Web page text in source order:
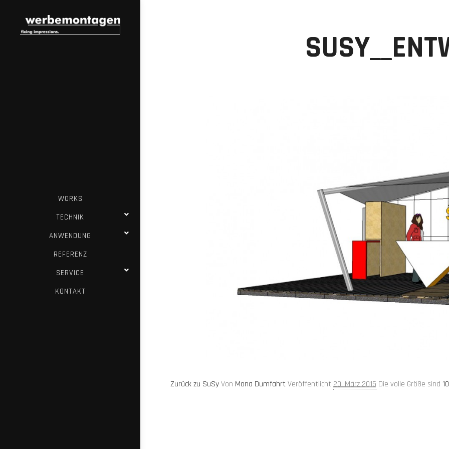
WORKS
TECHNIK
ANWENDUNG
REFERENZ
SERVICE
KONTAKT
Zurück zu SuSyVon Mona DumfahrtVeröffentlicht20. März 2015 Die volle Größe sind